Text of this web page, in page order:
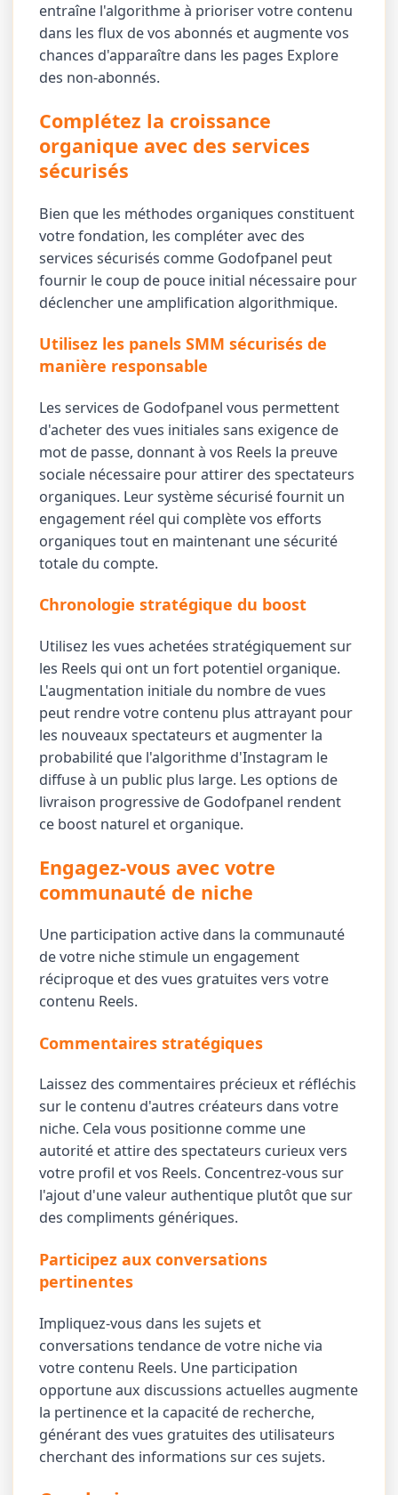
entraîne l'algorithme à prioriser votre contenu
dans les flux de vos abonnés et augmente vos
chances d'apparaître dans les pages Explore
des non-abonnés.
Complétez la croissance
organique avec des services
sécurisés
Bien que les méthodes organiques constituent
votre fondation, les compléter avec des
services sécurisés comme Godofpanel peut
fournir le coup de pouce initial nécessaire pour
déclencher une amplification algorithmique.
Utilisez les panels SMM sécurisés de
manière responsable
Les services de Godofpanel vous permettent
d'acheter des vues initiales sans exigence de
mot de passe, donnant à vos Reels la preuve
sociale nécessaire pour attirer des spectateurs
organiques. Leur système sécurisé fournit un
engagement réel qui complète vos efforts
organiques tout en maintenant une sécurité
totale du compte.
Chronologie stratégique du boost
Utilisez les vues achetées stratégiquement sur
les Reels qui ont un fort potentiel organique.
L'augmentation initiale du nombre de vues
peut rendre votre contenu plus attrayant pour
les nouveaux spectateurs et augmenter la
probabilité que l'algorithme d'Instagram le
diffuse à un public plus large. Les options de
livraison progressive de Godofpanel rendent
ce boost naturel et organique.
Engagez-vous avec votre
communauté de niche
Une participation active dans la communauté
de votre niche stimule un engagement
réciproque et des vues gratuites vers votre
contenu Reels.
Commentaires stratégiques
Laissez des commentaires précieux et réfléchis
sur le contenu d'autres créateurs dans votre
niche. Cela vous positionne comme une
autorité et attire des spectateurs curieux vers
votre profil et vos Reels. Concentrez-vous sur
l'ajout d'une valeur authentique plutôt que sur
des compliments génériques.
Participez aux conversations
pertinentes
Impliquez-vous dans les sujets et
conversations tendance de votre niche via
votre contenu Reels. Une participation
opportune aux discussions actuelles augmente
la pertinence et la capacité de recherche,
générant des vues gratuites des utilisateurs
cherchant des informations sur ces sujets.